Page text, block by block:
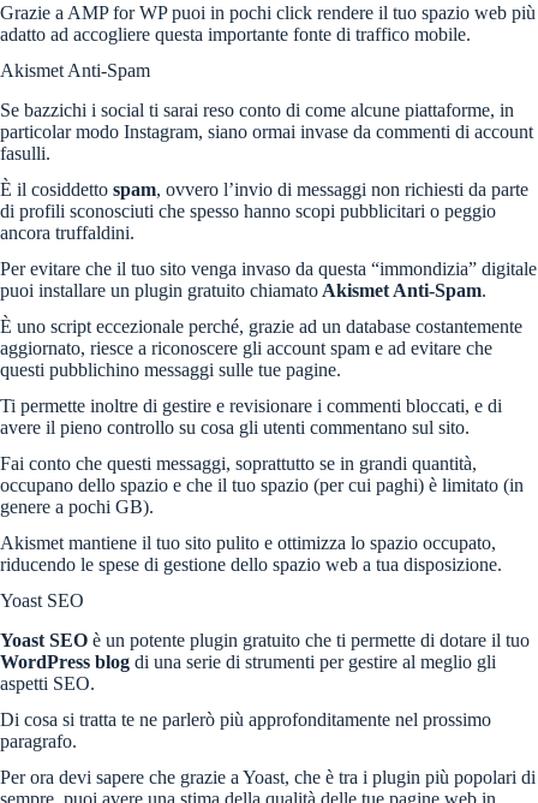
Grazie a AMP for WP puoi in pochi click rendere il tuo spazio web più
adatto ad accogliere questa importante fonte di traffico mobile.
Akismet Anti-Spam
Se bazzichi i social ti sarai reso conto di come alcune piattaforme, in
particolar modo Instagram, siano ormai invase da commenti di account
fasulli.
È il cosiddetto spam, ovvero l’invio di messaggi non richiesti da parte
di profili sconosciuti che spesso hanno scopi pubblicitari o peggio
ancora truffaldini.
Per evitare che il tuo sito venga invaso da questa “immondizia” digitale
puoi installare un plugin gratuito chiamato Akismet Anti-Spam.
È uno script eccezionale perché, grazie ad un database costantemente
aggiornato, riesce a riconoscere gli account spam e ad evitare che
questi pubblichino messaggi sulle tue pagine.
Ti permette inoltre di gestire e revisionare i commenti bloccati, e di
avere il pieno controllo su cosa gli utenti commentano sul sito.
Fai conto che questi messaggi, soprattutto se in grandi quantità,
occupano dello spazio e che il tuo spazio (per cui paghi) è limitato (in
genere a pochi GB).
Akismet mantiene il tuo sito pulito e ottimizza lo spazio occupato,
riducendo le spese di gestione dello spazio web a tua disposizione.
Yoast SEO
Yoast SEO è un potente plugin gratuito che ti permette di dotare il tuo
WordPress blog di una serie di strumenti per gestire al meglio gli
aspetti SEO.
Di cosa si tratta te ne parlerò più approfonditamente nel prossimo
paragrafo.
Per ora devi sapere che grazie a Yoast, che è tra i plugin più popolari di
sempre, puoi avere una stima della qualità delle tue pagine web in